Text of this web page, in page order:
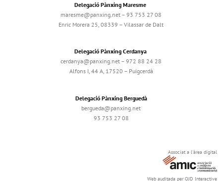
Delegació Pànxing Maresme
maresme@panxing.net – 93 753 27 08
Enric Morera 25, 08339 – Vilassar de Dalt
Delegació Pànxing Cerdanya
cerdanya@panxing.net – 972 88 24 28
Alfons I, 44 A, 17520 – Puigcerdà
Delegació Pànxing Berguedà
bergueda@panxing.net
93 753 27 08
Associat a l'àrea digital
Web auditada per OJD Interactive